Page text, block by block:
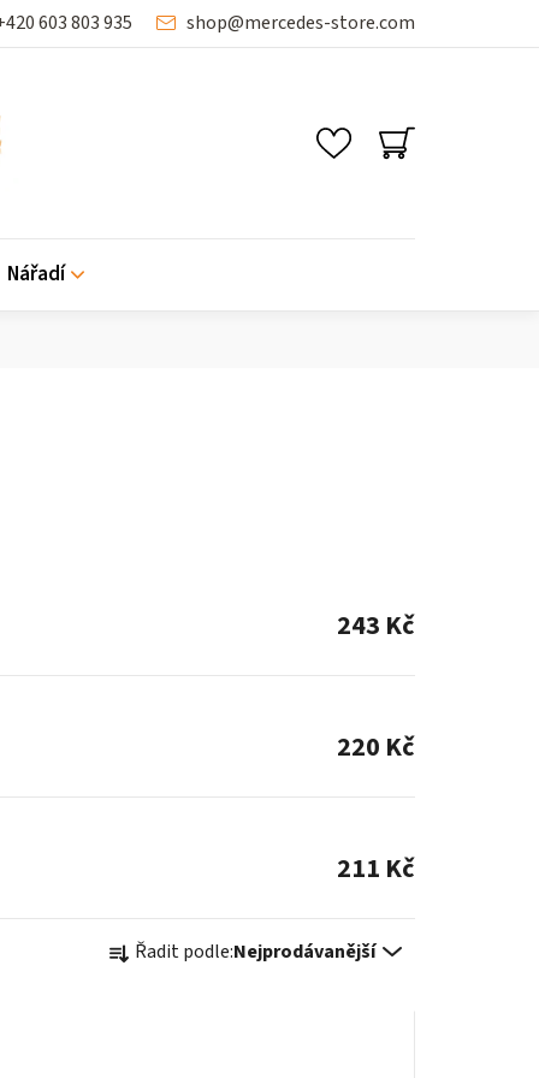
shop@mercedes-store.com
603 803 935
NÁKUPNÍ
KOŠÍK
Nářadí
243 Kč
220 Kč
211 Kč
Ř Řadit podle:Nejprodávanější